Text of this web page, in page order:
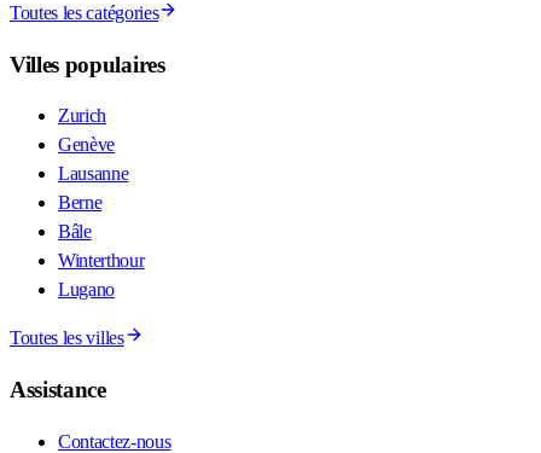
Toutes les catégories
Villes populaires
Zurich
Genève
Lausanne
Berne
Bâle
Winterthour
Lugano
Toutes les villes
Assistance
Contactez-nous